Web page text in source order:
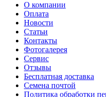
О компании
Оплата
Новости
Статьи
Контакты
Фотогалерея​
Сервис
Отзывы
Бесплатная доставка
Семена почтой
Политика обработки